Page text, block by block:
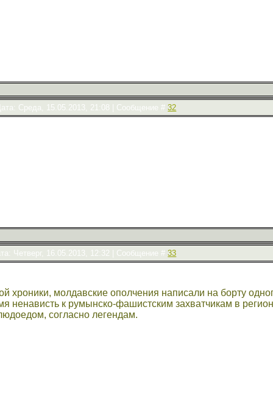
Среда, 15.05.2013, 21:08 | Сообщение #32
Четверг, 16.05.2013, 12:32 | Сообщение #33
молдавские ополчения написали на борту
ненависть к румынско-фашистским захватчикам в
согласно легендам.